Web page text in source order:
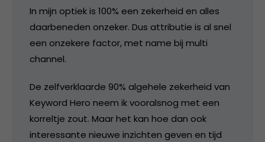
In mijn optiek is 100% een zekerheid en alles
daarbeneden onzeker. Dus attributie is al snel
een onzekere factor, met name bij multi
channel.
De zelfverklaarde 90% algehele zekerheid van
Keyword Hero neem ik vooralsnog met een
korreltje zout. Maar het kan hoe dan ook
interessante nieuwe inzichten geven en tijd